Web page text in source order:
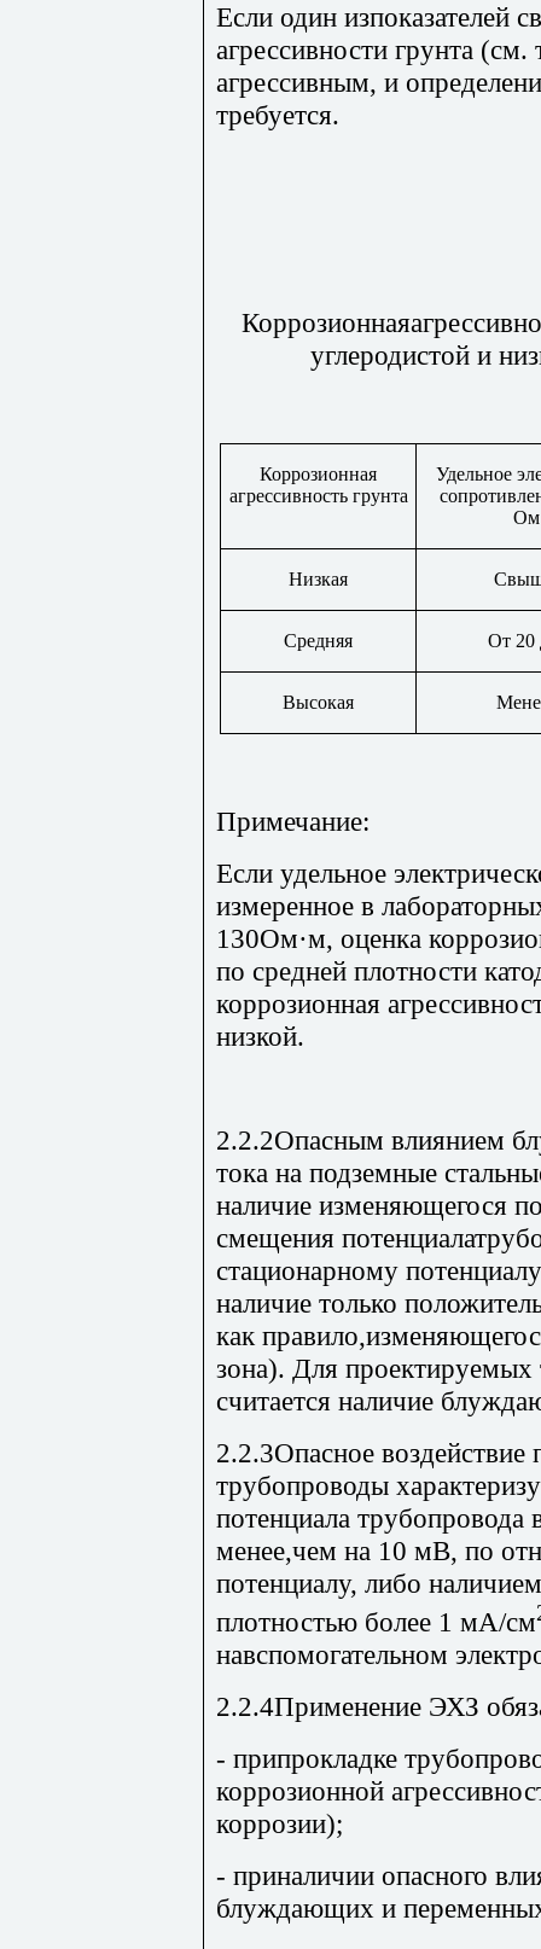
Если один изпоказателей
агрессивности грунта (см.
агрессивным, и
требуется.
углеродистой и
Коррозионная
агрессивность грунта
Удельное
Низкая
Средняя От 20
Высокая
Примечание:
Если удельное
измеренное в
130Ом·м, оценка
по средней плотности
коррозионная
низкой.
2.2.2Опасным влиянием
тока на подземные
наличие изменяющегося
смещения
стационарному
наличие только
как
зона). Для
считается наличие
2.2.3Опасное воздействие
трубопроводы
потенциала трубопровода
менее,чем на 10 мВ, по
потенциалу, либо
плотностью более 1 мА/см
навспомогательном
2.2.4Применение ЭХЗ
- припрокладке
коррозионной
коррозии);
- приналичии опасного
блуждающих и